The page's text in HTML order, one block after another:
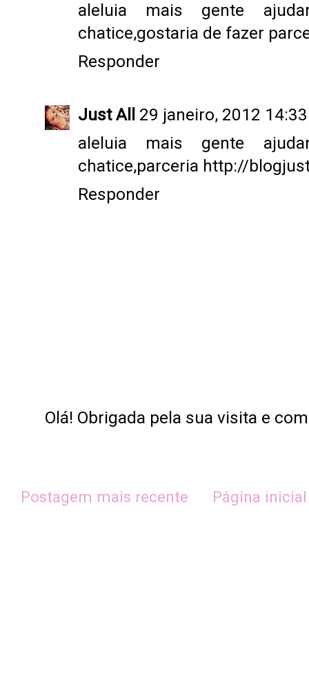
aleluia mais gente
chatice,gostaria de fazer
Responder
Just All
29 janeiro, 2012 14:33
aleluia mais gente
chatice,parceria http://
Responder
Olá! Obrigada pela sua visita e
Postagem mais recente Página inicial